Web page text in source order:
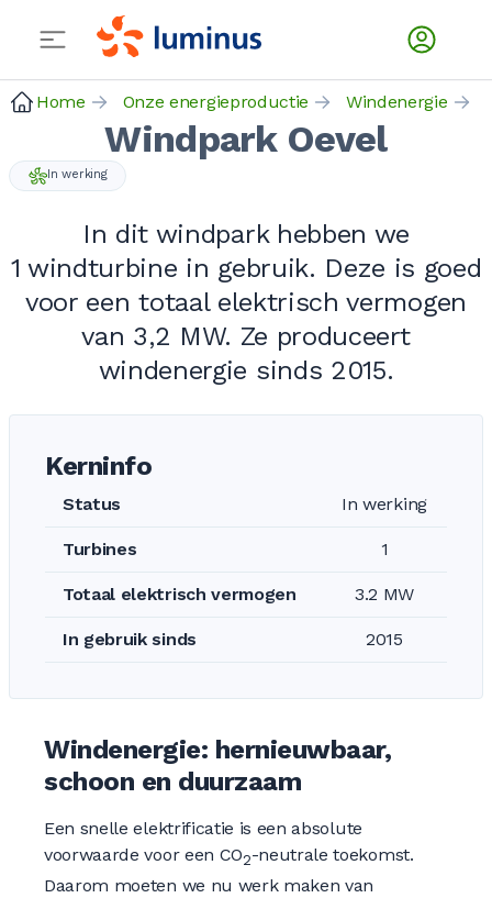
Home Onze energieproductie Windenergie
Windpark Oevel
In werking
In dit windpark hebben we
1 windturbine in gebruik. Deze is goed
voor een totaal elektrisch vermogen
van 3,2 MW. Ze produceert
windenergie sinds 2015.
Kerninfo
Status In werking
Turbines 1
Totaal elektrisch vermogen 3.2 MW
In gebruik sinds 2015
Windenergie: hernieuwbaar,
schoon en duurzaam
Een snelle elektrificatie is een absolute
voorwaarde voor een CO2-neutrale toekomst.
Daarom moeten we nu werk maken van